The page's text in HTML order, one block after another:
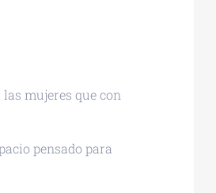
mujeres que con
pensado para